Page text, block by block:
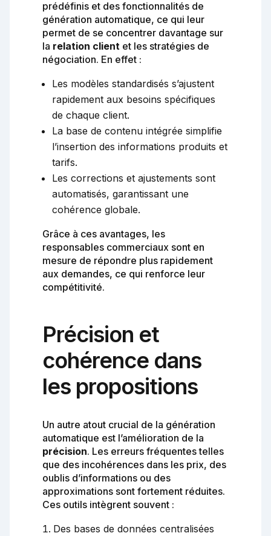
prédéfinis et des fonctionnalités de
génération automatique, ce qui leur
permet de se concentrer davantage sur
la relation client et les stratégies de
négociation. En effet :
Les modèles standardisés s’ajustent
rapidement aux besoins spécifiques
de chaque client.
La base de contenu intégrée simplifie
l’insertion des informations produits et
tarifs.
Les corrections et ajustements sont
automatisés, garantissant une
cohérence globale.
Grâce à ces avantages, les
responsables commerciaux sont en
mesure de répondre plus rapidement
aux demandes, ce qui renforce leur
compétitivité.
Précision et
cohérence dans
les propositions
Un autre atout crucial de la génération
automatique est l’amélioration de la
précision. Les erreurs fréquentes telles
que des incohérences dans les prix, des
oublis d’informations ou des
approximations sont fortement réduites.
Ces outils intègrent souvent :
Des bases de données centralisées